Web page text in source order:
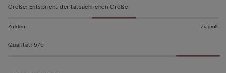
bewertet
Größe: Entspricht der tatsächlichen Größe
Zu klein Zu groß
Qualität: 5/5